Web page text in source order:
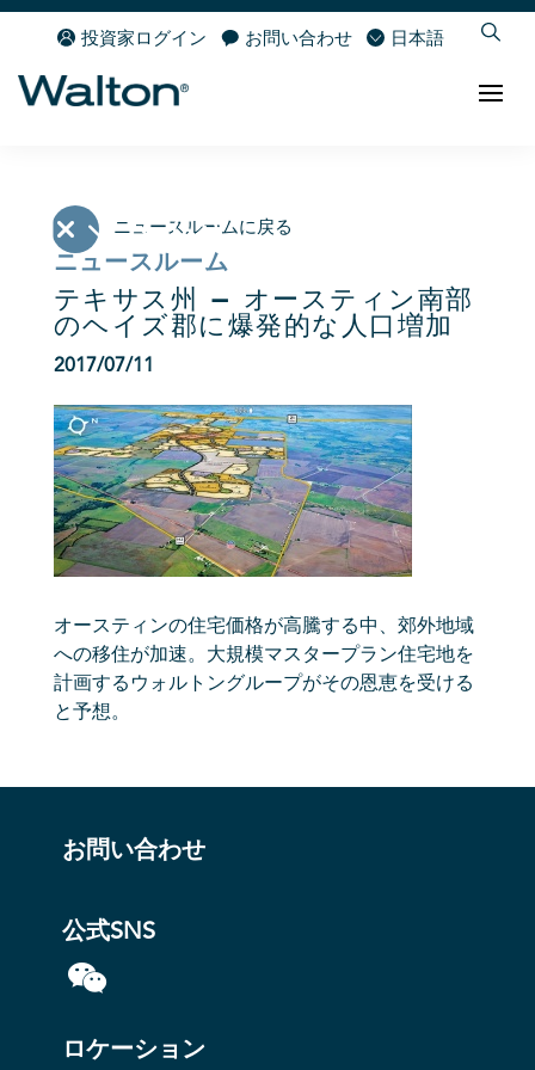
投資家ログイン お問い合わせ 日本語
ニュースルームに戻る
ニュースルーム
テキサス州 – オースティン南部
のヘイズ郡に爆発的な人口増加
2017/07/11
オースティンの住宅価格が高騰する中、郊外地域
への移住が加速。大規模マスタープラン住宅地を
計画するウォルトングループがその恩恵を受ける
と予想。
お問い合わせ
公式SNS
ロケーション